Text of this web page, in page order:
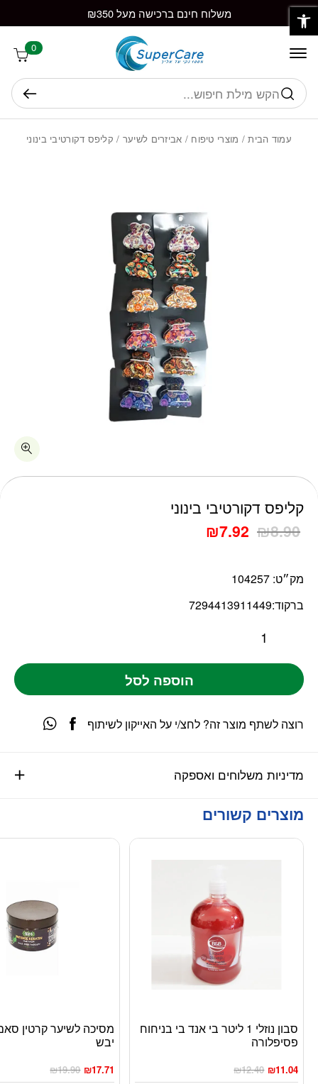
Skip to Content משלוח חינם ברכישה מעל ₪350
0
חיפוש
עמוד הבית/ מוצרי טיפוח / אביזרים לשיער / קליפס דקורטיבי בינוני
קליפס דקורטיבי בינוני
₪8.90
₪7.92
מק״ט: 104257
ברקוד:7294413911449
כמות קליפס דקורטיבי בינוני
הוספה לסל
מדיניות משלוחים ואספקה
רוצה לשתף מוצר זה? לחצ/י על האייקון לשיתוף
מוצרים קשורים
סבון נוזלי 1 ליטר בי אנד בי בניחוח
פסיפלורה
₪12.40 ₪11.04
מסיכה לשיער קרטין
יבש
₪19.90 ₪17.71
בחזרה למעלה
פתח סרגל נגישות